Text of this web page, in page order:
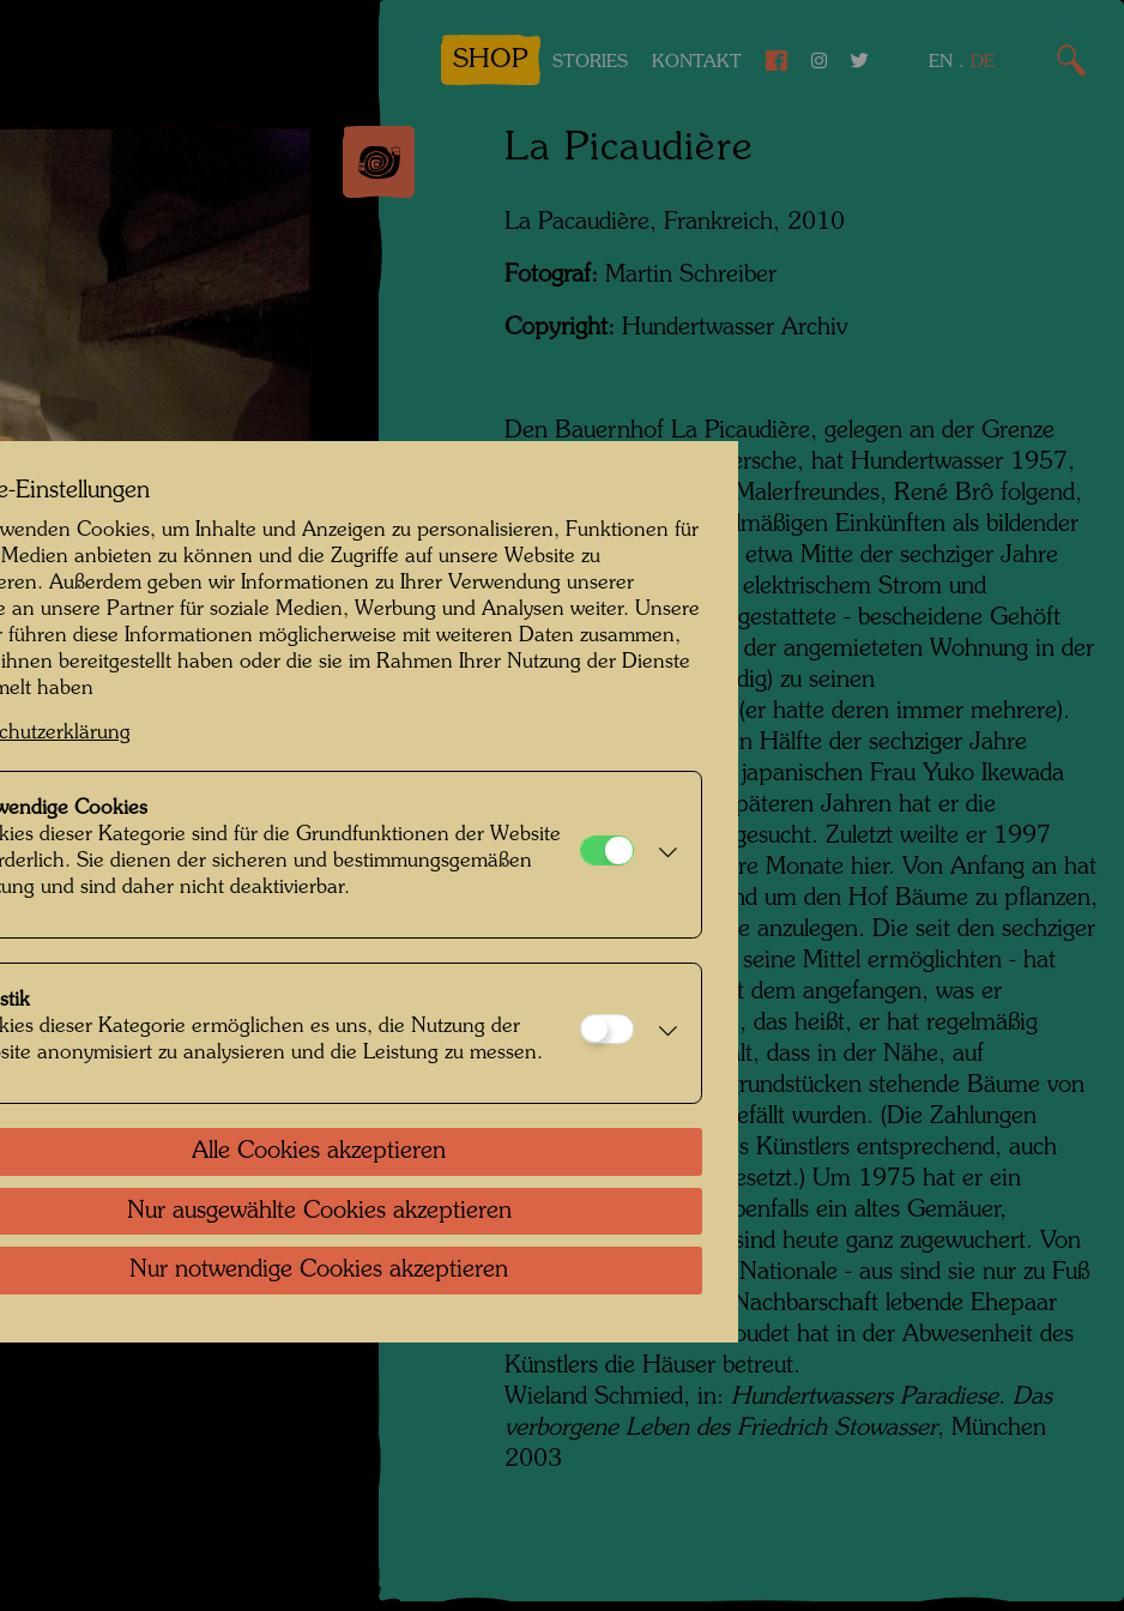
SHOP STORIES KONTAKT EN . DE
Martin Schreiber © Hundertwasser Archiv
Martin Schreiber
La Picaudière
La Pacaudière, Frankreich, 2010
Fotograf: Martin Schreiber
Copyright: Hundertwasser Archiv
Den Bauernhof La Picaudière, gelegen an der Grenze
von Normandie und Persche, hat Hundertwasser 1957,
einem Hinweis seines Malerfreundes, René Brô folgend,
von seinen ersten regelmäßigen Einkünften als bildender
Künstler erworben. Bis etwa Mitte der sechziger Jahre
gehörte das - nicht mit elektrischem Strom und
fließendem Wasser ausgestattete - bescheidene Gehöft
(seit 1962 dann neben der angemieteten Wohnung in der
Casa de Maria in Venedig) zu seinen
Lebensschwerpunkten (er hatte deren immer mehrere).
Hier hat er in der ersten Hälfte der sechziger Jahre
längere Zeit mit seiner japanischen Frau Yuko Ikewada
gelebt und gemalt; in späteren Jahren hat er die
Picaudière seltener aufgesucht. Zuletzt weilte er 1997
noch einmal für mehrere Monate hier. Von Anfang an hat
er damit begonnen, rund um den Hof Bäume zu pflanzen,
Brunnen und Ökoteiche anzulegen. Die seit den sechziger
Jahren - sobald es ihm seine Mittel ermöglichten - hat
Hundertwasser hier mit dem angefangen, was er
„Naturfreikauf“ nannte, das heißt, er hat regelmäßig
„Lösegeld“ dafür bezahlt, dass in der Nähe, auf
angrenzende Nachbargrundstücken stehende Bäume von
ihren Besitzern nicht gefällt wurden. (Die Zahlungen
werden, dem Willen des Künstlers entsprechend, auch
nach seinem Tod fortgesetzt.) Um 1975 hat er ein
zweites Bauernhaus, ebenfalls ein altes Gemäuer,
hinzuerworben. Beide sind heute ganz zugewuchert. Von
der Straße - der Route Nationale - aus sind sie nur zu Fuß
erreichbar. Das in der Nachbarschaft lebende Ehepaar
Francis und Simone Goudet hat in der Abwesenheit des
Künstlers die Häuser betreut.
Wieland Schmied, in: Hundertwassers Paradiese. Das
verborgene Leben des Friedrich Stowasser, München
2003
Einstellungen
Cookies, um Inhalte und Anzeigen zu personalisieren, Funktionen für
anbieten zu können und die Zugriffe auf unsere Website zu
Außerdem geben wir Informationen zu Ihrer Verwendung unserer
an unsere Partner für soziale Medien, Werbung und Analysen weiter. Unsere
führen diese Informationen möglicherweise mit weiteren Daten zusammen,
bereitgestellt haben oder die sie im Rahmen Ihrer Nutzung der Dienste
haben
Cookies
dieser Kategorie sind für die Grundfunktionen der Website
Sie dienen der sicheren und bestimmungsgemäßen
und sind daher nicht deaktivierbar.
dieser Kategorie ermöglichen es uns, die Nutzung der
anonymisiert zu analysieren und die Leistung zu messen.
Alle Cookies akzeptieren
Nur ausgewählte Cookies akzeptieren
Nur notwendige Cookies akzeptieren